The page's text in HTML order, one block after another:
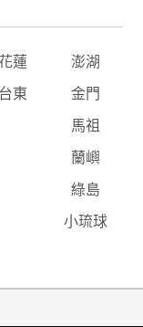
蓮 澎湖
台東 金門
馬祖
蘭嶼
綠島
小琉球